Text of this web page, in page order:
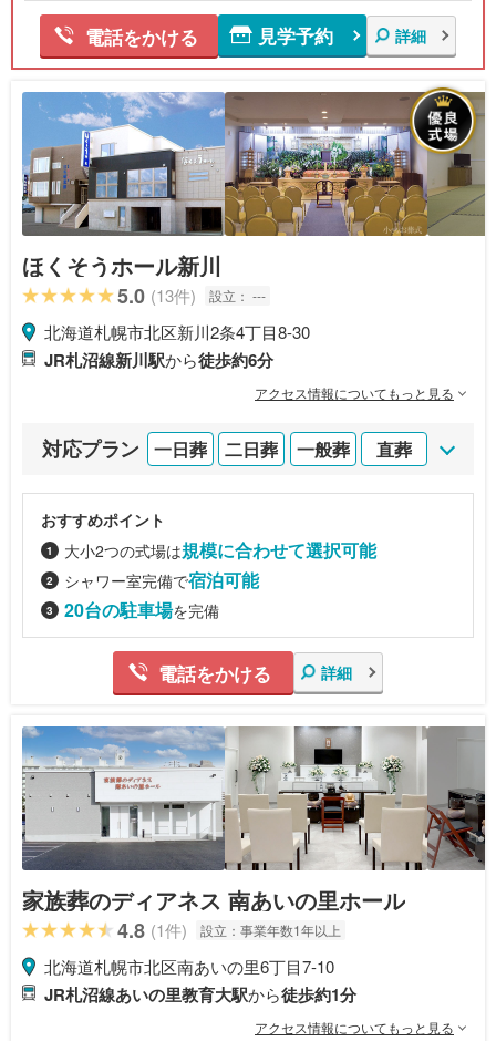
電話をかける 見学予約 詳細
ほくそうホール新川
5.0 (13件) 設立： ---
北海道札幌市北区新川2条4丁目8-30
JR札沼線新川駅から徒歩約6分
アクセス情報についてもっと見る
対応プラン 一日葬 二日葬 一般葬 直葬
おすすめポイント
大小2つの式場は規模に合わせて選択可能
シャワー室完備で宿泊可能
20台の駐車場を完備
電話をかける 詳細
家族葬のディアネス 南あいの里ホール
4.8 (1件) 設立： 事業年数1年以上
北海道札幌市北区南あいの里6丁目7-10
JR札沼線あいの里教育大駅から徒歩約1分
アクセス情報についてもっと見る